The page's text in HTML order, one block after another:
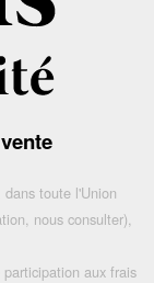
toute l'Union
nous consulter),
aux frais